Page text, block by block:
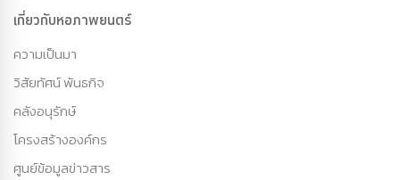
เกี่ยวกับหอภาพยนตร์
ความเป็นมา
วิสัยทัศน์ พันธกิจ
คลังอนุรักษ์
โครงสร้างองค์กร
ศูนย์ข้อมูลข่าวสาร